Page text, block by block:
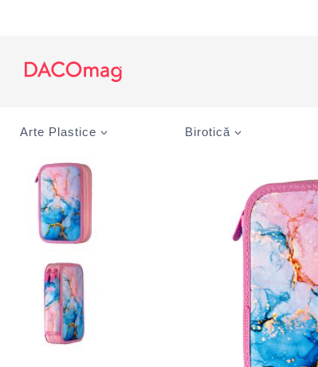
Arte Plastice Birotică